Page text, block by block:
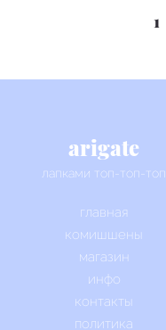
1
arigate
лапками топ-топ-топ
главная
комишшены
магазин
инфо
контакты
политика